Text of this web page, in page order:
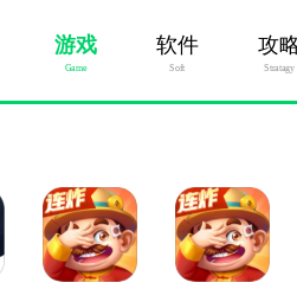
游戏
Game
软件
Soft
攻
Stratagy